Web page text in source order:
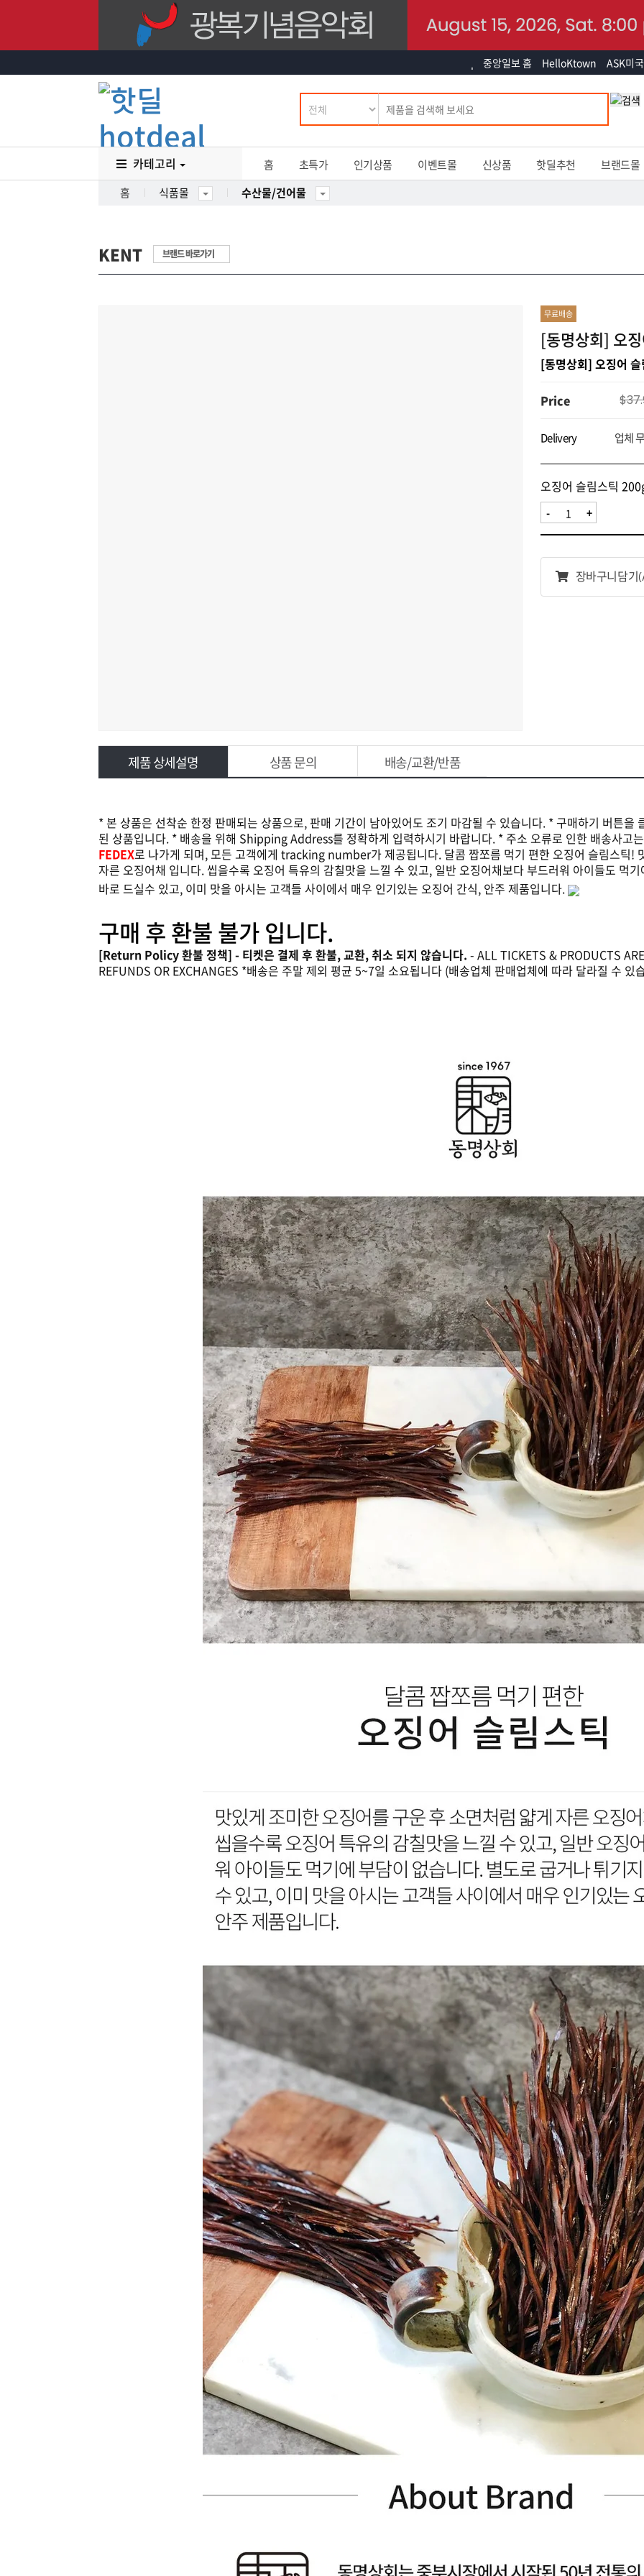
중앙일보 홈 HelloKtown ASK미국
카테고리 홈 초특가 인기상품 이벤트몰 신상품 핫딜추천
브랜드몰
홈
식품몰 수산물/건어물
KENT 브랜드 바로가기
무료배송
[동명상회] 오
[동명상회] 오징어
Price
Delivery 업체
오징어 슬림스틱
- +
장바구니담기
제품 상세설명 상품 문의 배송/교환/반품
* 본 상품은 선착순 한정 판매되는 상품으로, 판매 기간이 남아있어도 조기 마감될 수 있습니다. * 구매하기 버튼
된 상품입니다. * 배송을 위해 Shipping Address를 정확하게 입력하시기 바랍니다. * 주소 오류로 인한 배송사고
FEDEX로 나가게 되며, 모든 고객에게 tracking number가 제공됩니다. 달콤 짭쪼름 먹기 편한 오징어 슬림스틱!
자른 오징어채 입니다. 씹을수록 오징어 특유의 감칠맛을 느낄 수 있고, 일반 오징어채보다 부드러워 아이들도 먹
바로 드실수 있고, 이미 맛을 아시는 고객들 사이에서 매우 인기있는 오징어 간식, 안주 제품입니다.
구매 후 환불 불가 입니다.
[Return Policy 환불 정책] - 티켓은 결제 후 환불, 교환, 취소 되지 않습니다. - ALL TICKETS & PRODUCTS
REFUNDS OR EXCHANGES *배송은 주말 제외 평균 5~7일 소요됩니다 (배송업체 판매업체에 따라 달라질 수 있